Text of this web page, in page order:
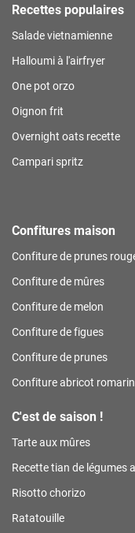
Recettes populaires
Salade vietnamienne
Halloumi à l'airfryer
One pot orzo
Oignon frit
Overnight oats recette
Campari spritz
Confitures maison
Confiture de prunes
Confiture de mûres
Confiture de melon
Confiture de figues
Confiture de prunes
Confiture abricot romarin
C'est de saison !
Tarte aux mûres
Recette tian de légumes
Risotto chorizo
Ratatouille